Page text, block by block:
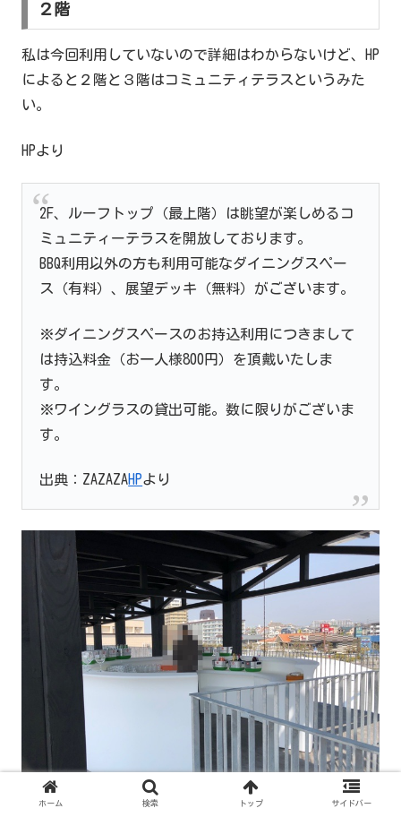
２階
私は今回利用していないので詳細はわからないけど、HP
によると２階と３階はコミュニティテラスというみた
い。
HPより
2F、ルーフトップ（最上階）は眺望が楽しめるコ
ミュニティーテラスを開放しております。
BBQ利用以外の方も利用可能なダイニングスペー
ス（有料）、展望デッキ（無料）がございます。
※ダイニングスペースのお持込利用につきまして
は持込料金（お一人様800円）を頂戴いたしま
す。
※ワイングラスの貸出可能。数に限りがございま
す。
出典：ZAZAZAHPより
ホーム 検索 トップ サイドバー